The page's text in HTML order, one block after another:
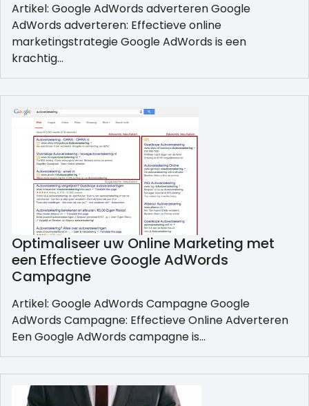
Artikel: Google AdWords adverteren Google
AdWords adverteren: Effectieve online
marketingstrategie Google AdWords is een
krachtig…
Optimaliseer uw Online Marketing met
een Effectieve Google AdWords
Campagne
Artikel: Google AdWords Campagne Google
AdWords Campagne: Effectieve Online Adverteren
Een Google AdWords campagne is…